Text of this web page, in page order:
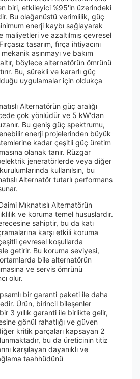
biri, etkileyici %95'in üzerindeki
Bu olağanüstü verimlilik, güç
enerji kaybı sağlayarak
maliyetleri ve azaltılmış çevresel
tasarım, fırça ihtiyacını
aşınmayı ve bakım
böylece alternatörün ömrünü
Bu, sürekli ve kararlı güç
uygulamalar için oldukça
Alternatörün güç aralığı
çok yönlüdür ve 5 kW'dan
Bu geniş güç spektrumu,
enerji projelerinden büyük
kadar çeşitli güç üretim
olanak tanır. Rüzgar
jeneratörlerde veya diğer
kullanılsın, bu
Alternatör tutarlı performans
Mıknatıslı Alternatörün
ve koruma temel hususlardır.
sahiptir, bu da katı
karşı etkili koruma
çevresel koşullarda
getirir. Bu koruma seviyesi,
bile alternatörün
ve servis ömrünü
olur.
bir garanti paketi ile daha
Ürün, birincil bileşenler
3 yıllık garanti ile birlikte gelir,
gönül rahatlığı ve güven
kritik parçaları kapsayan 2
bu da üreticinin titiz
karşılayan dayanıklı ve
taahhüdünü